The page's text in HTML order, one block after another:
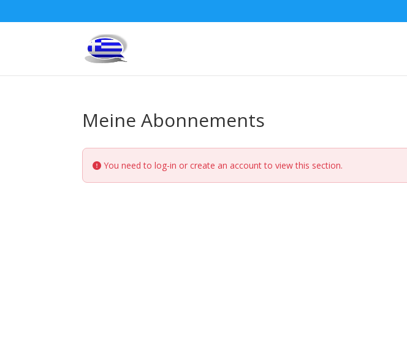
Meine Abonnements
You need to log-in or create an account to view this section.